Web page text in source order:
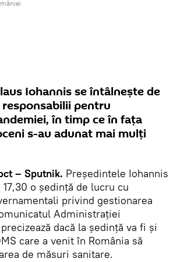
Iohannis se întâlnește de
responsabilii pentru
în timp ce în fața
s-au adunat mai mulți
– Sputnik. Preşedintele Iohannis
o şedinţă de lucru cu
privind gestionarea
Administrației
dacă la ședință va fi și
care a venit în România să
de măsuri sanitare.